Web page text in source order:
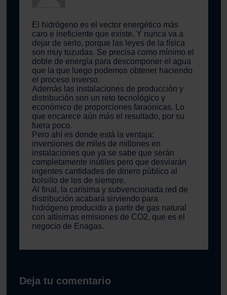
El hidrógeno es el vector energético más
caro e ineficiente que existe. Y nunca va a
dejar de serlo, porque las leyes de la física
son muy tozudas. Se precisa como mínimo el
doble de energía para descomponer el agua
que la que luego podemos obtener haciendo
el proceso inverso.
Además las instalaciones de producción y
distribución son un reto tecnológico y
económico de proporciones faraónicas. Lo
que encarece aún más el resultado, por su
fuera poco.
Pero ahí es donde está la ventaja:
inversiones de miles de millones en
instalaciones que ya se sabe que serán
completamente inútiles pero que desviarán
ingentes cantidades de dinero público al
bolsillo de los de siempre.
Al final, la carísima y subvencionada red de
distribución acabará sirviendo para
hidrógeno producido a partir de gas natural
con altísimas emisiones de CO2, que es el
negocio de Enagas.
Deja tu comentario